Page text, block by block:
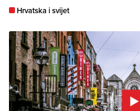
Hrvatska i svijet